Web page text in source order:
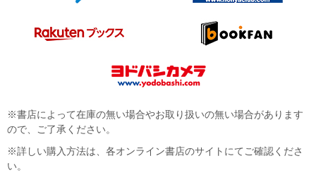
※書店によって在庫の無い場合やお取り扱いの無い場合があります
ので、ご了承ください。
※詳しい購入方法は、各オンライン書店のサイトにてご確認くださ
い。